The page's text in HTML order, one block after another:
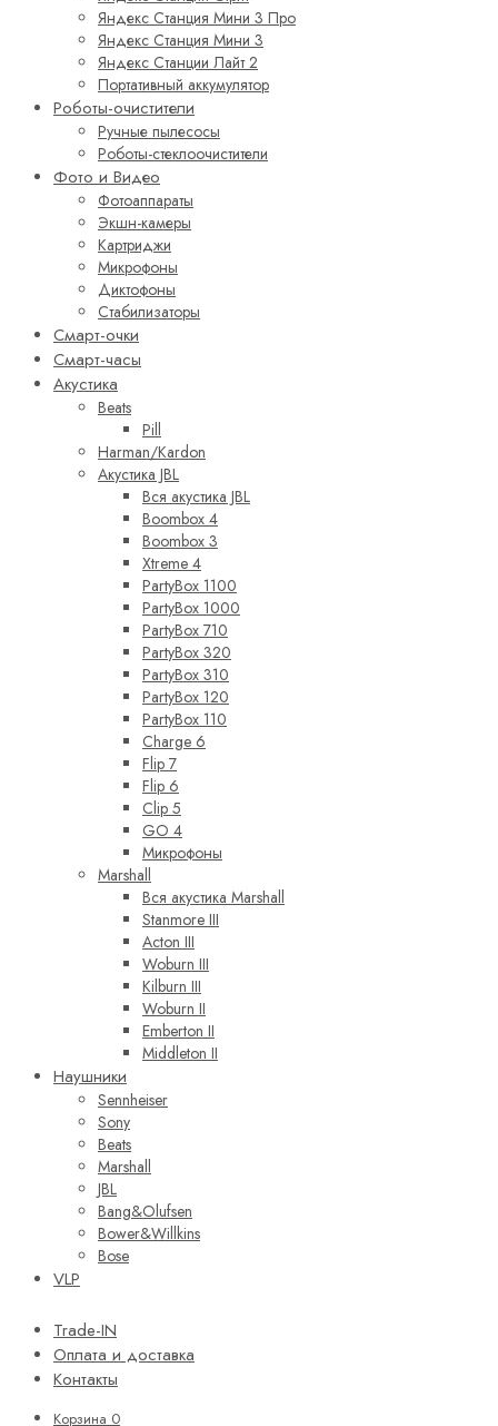
Яндекс Станция Мини 3 Про
Яндекс Станция Мини 3
Яндекс Станции Лайт 2
Портативный аккумулятор
Роботы-очистители
Ручные пылесосы
Роботы-стеклоочистители
Фото и Видео
Фотоаппараты
Экшн-камеры
Картриджи
Микрофоны
Диктофоны
Стабилизаторы
Смарт-очки
Смарт-часы
Акустика
Beats
Pill
Harman/Kardon
Акустика JBL
Вся акустика JBL
Boombox 4
Boombox 3
Xtreme 4
PartyBox 1100
PartyBox 1000
PartyBox 710
PartyBox 320
PartyBox 310
PartyBox 120
PartyBox 110
Charge 6
Flip 7
Flip 6
Clip 5
GO 4
Микрофоны
Marshall
Вся акустика Marshall
Stanmore III
Acton III
Woburn III
Kilburn III
Woburn II
Emberton II
Middleton II
Наушники
Sennheiser
Sony
Beats
Marshall
JBL
Bang&Olufsen
Bower&Willkins
Bose
VLP
Trade-IN
Оплата и доставка
Контакты
Корзина 0